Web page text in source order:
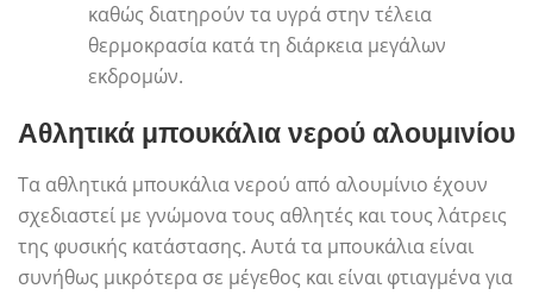
καθώς διατηρούν τα υγρά στην τέλεια
θερμοκρασία κατά τη διάρκεια μεγάλων
εκδρομών.
Αθλητικά μπουκάλια νερού αλουμινίου
Τα αθλητικά μπουκάλια νερού από αλουμίνιο έχουν
σχεδιαστεί με γνώμονα τους αθλητές και τους λάτρεις
της φυσικής κατάστασης. Αυτά τα μπουκάλια είναι
συνήθως μικρότερα σε μέγεθος και είναι φτιαγμένα για